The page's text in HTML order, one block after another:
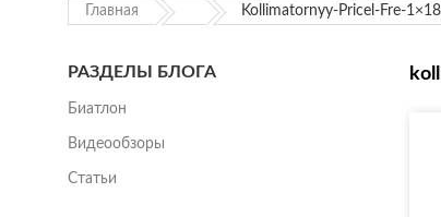
Главная Kollimatornyy-Pricel-Fre-
РАЗДЕЛЫ БЛОГА
Биатлон
Видеообзоры
Статьи